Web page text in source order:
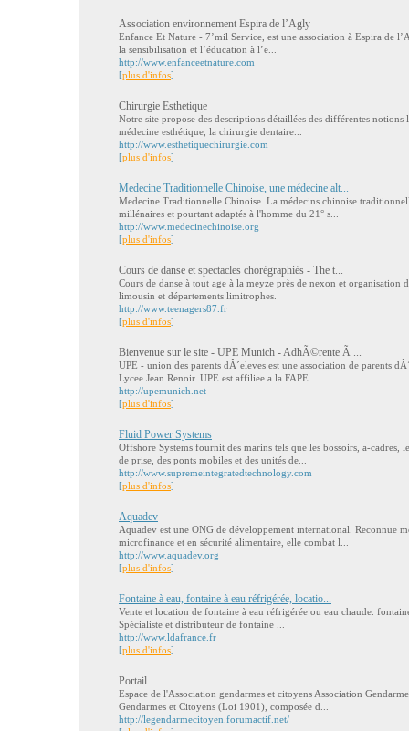
Association environnement Espira de l’Agly
Enfance Et Nature - 7’mil Service, est une association à Espira de
la sensibilisation et l’éducation à l’e...
http://www.enfanceetnature.com
[plus d'infos]
Chirurgie Esthetique
Notre site propose des descriptions détaillées des différentes notions
médecine esthétique, la chirurgie dentaire...
http://www.esthetiquechirurgie.com
[plus d'infos]
Medecine Traditionnelle Chinoise, une médecine alt...
Medecine Traditionnelle Chinoise. La médecins chinoise
millénaires et pourtant adaptés à l'homme du 21° s...
http://www.medecinechinoise.org
[plus d'infos]
Cours de danse et spectacles chorégraphiés - The t...
Cours de danse à tout age à la meyze près de nexon et organisation
limousin et départements limitrophes.
http://www.teenagers87.fr
[plus d'infos]
Bienvenue sur le site - UPE Munich - AdhÃ©rente Ã ...
UPE - union des parents dÂ´eleves est une association de parents
Lycee Jean Renoir. UPE est affiliee a la FAPE...
http://upemunich.net
[plus d'infos]
Fluid Power Systems
Offshore Systems fournit des marins tels que les bossoirs, a-cadres,
de prise, des ponts mobiles et des unités de...
http://www.supremeintegratedtechnology.com
[plus d'infos]
Aquadev
Aquadev est une ONG de développement international. Reconnue
microfinance et en sécurité alimentaire, elle combat l...
http://www.aquadev.org
[plus d'infos]
Fontaine à eau, fontaine à eau réfrigérée, locatio...
Vente et location de fontaine à eau réfrigérée ou eau chaude.
Spécialiste et distributeur de fontaine ...
http://www.ldafrance.fr
[plus d'infos]
Portail
Espace de l'Association gendarmes et citoyens Association
Gendarmes et Citoyens (Loi 1901), composée d...
http://legendarmecitoyen.forumactif.net/